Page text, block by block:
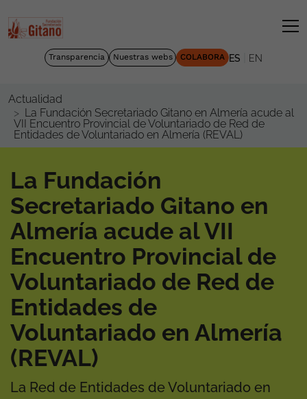
Transparencia Nuestras webs COLABORA ES EN
Actualidad
La Fundación Secretariado Gitano en Almería acude al
VII Encuentro Provincial de Voluntariado de Red de
Entidades de Voluntariado en Almería (REVAL)
La Fundación
Secretariado Gitano en
Almería acude al VII
Encuentro Provincial de
Voluntariado de Red de
Entidades de
Voluntariado en Almería
(REVAL)
La Red de Entidades de Voluntariado en